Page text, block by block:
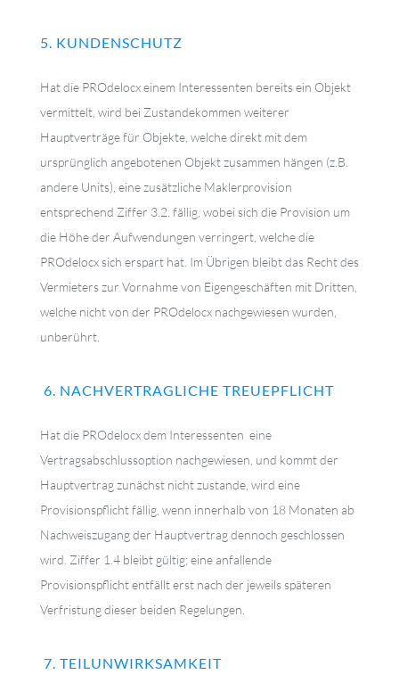
5. KUNDENSCHUTZ
Hat die PROdelocx einem Interessenten bereits ein Objekt
vermittelt, wird bei Zustandekommen weiterer
Hauptverträge für Objekte, welche direkt mit dem
ursprünglich angebotenen Objekt zusammen hängen (z.B.
andere Units), eine zusätzliche Maklerprovision
entsprechend Ziffer 3.2. fällig, wobei sich die Provision um
die Höhe der Aufwendungen verringert, welche die
PROdelocx sich erspart hat. Im Übrigen bleibt das Recht des
Vermieters zur Vornahme von Eigengeschäften mit Dritten,
welche nicht von der PROdelocx nachgewiesen wurden,
unberührt.
6. NACHVERTRAGLICHE TREUEPFLICHT
Hat die PROdelocx dem Interessenten eine
Vertragsabschlussoption nachgewiesen, und kommt der
Hauptvertrag zunächst nicht zustande, wird eine
Provisionspflicht fällig, wenn innerhalb von 18 Monaten ab
Nachweiszugang der Hauptvertrag dennoch geschlossen
wird. Ziffer 1.4 bleibt gültig; eine anfallende
Provisionspflicht entfällt erst nach der jeweils späteren
Verfristung dieser beiden Regelungen.
7. TEILUNWIRKSAMKEIT